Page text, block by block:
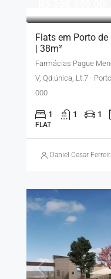
Flats em Porto
| 38m²
Farmácias Pague
V, Qd.única, Lt.7 -
000
1 1 1
FLAT
Daniel Cesar